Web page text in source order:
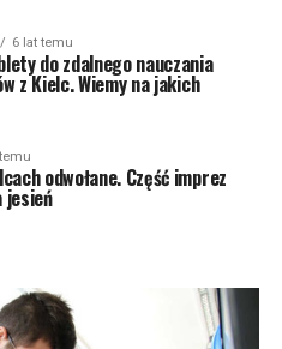
6 lat temu
do zdalnego nauczania
z Kielc. Wiemy na jakich
odwołane. Część imprez
jesień